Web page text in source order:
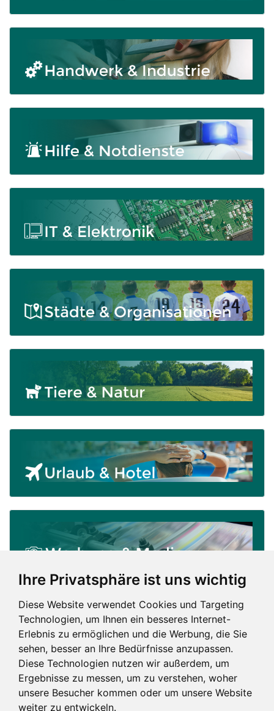
Ihre Privatsphäre ist uns wichtig
Diese Website verwendet Cookies und Targeting
Technologien, um Ihnen ein besseres Internet-
Erlebnis zu ermöglichen und die Werbung, die Sie
sehen, besser an Ihre Bedürfnisse anzupassen.
Diese Technologien nutzen wir außerdem, um
Ergebnisse zu messen, um zu verstehen, woher
unsere Besucher kommen oder um unsere Website
weiter zu entwickeln.